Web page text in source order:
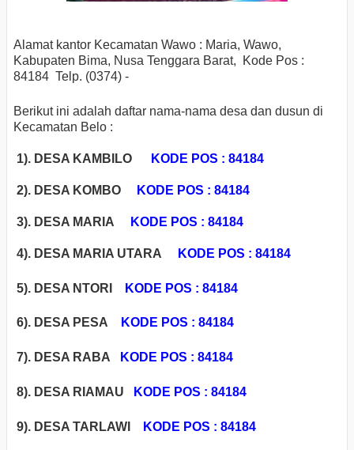
Alamat kantor Kecamatan Wawo : Maria, Wawo,
Kabupaten Bima, Nusa Tenggara Barat, Kode Pos :
84184 Telp. (0374) -
Berikut ini adalah daftar nama-nama desa dan dusun di
Kecamatan Belo :
1). DESA KAMBILO KODE POS : 84184
2). DESA KOMBO KODE POS : 84184
3). DESA MARIA KODE POS : 84184
4). DESA MARIA UTARA KODE POS : 84184
5). DESA NTORI KODE POS : 84184
6). DESA PESA KODE POS : 84184
7). DESA RABA KODE POS : 84184
8). DESA RIAMAU KODE POS : 84184
9). DESA TARLAWI KODE POS : 84184